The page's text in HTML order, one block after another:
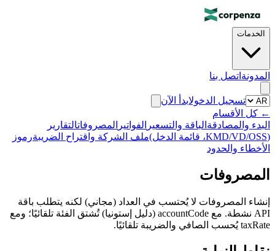
الخدمات
المدونة اتصل بنا
تسجيل الدخولابدأ الآن
← كل الأقسام
البدء والمصادقة الباقة والتسعير الفواتير المصروفاتالتقارير
(KMD/VD/OSS، قائمة الدخل)
ملف الشركة واقتراح الضريبةرموز
الأخطاء والحدود
المصروفات
إنشاء المصروفات لا يُحتسب في العداد (مجاني) لكنه يتطلب باقة
API نشطة. مع accountCode (دليل إستونيا) تُشتق الفئة تلقائيًا؛ ومع
taxRate يُحسب الصافي والضريبة تلقائيًا.